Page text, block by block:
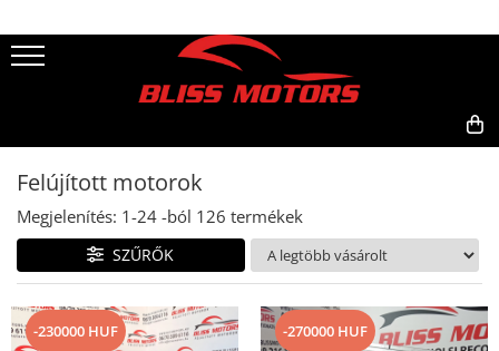
Felújított motorok
Megjelenítés: 1-24 -ból 126 termékek
SZŰRŐK
-230000 HUF -270000 HUF